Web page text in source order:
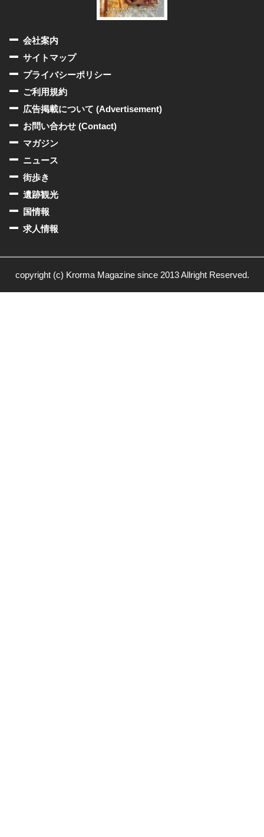
会社案内
サイトマップ
プライバシーポリシー
ご利用規約
広告掲載について (Advertisement)
お問い合わせ (Contact)
マガジン
ニュース
街歩き
遺跡観光
国情報
求人情報
copyright (c) Krorma Magazine since 2013 Allright Reserved.